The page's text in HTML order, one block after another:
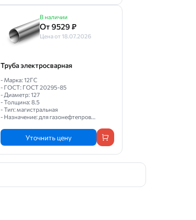
В наличии
От 9529 ₽
Цена от 18.07.2026
Труба электросварная
- Марка: 12ГС
- ГОСТ: ГОСТ 20295-85
- Диаметр: 127
- Толщина: 8.5
- Тип: магистральная
- Назначение: для газонефтепров...
Уточнить цену